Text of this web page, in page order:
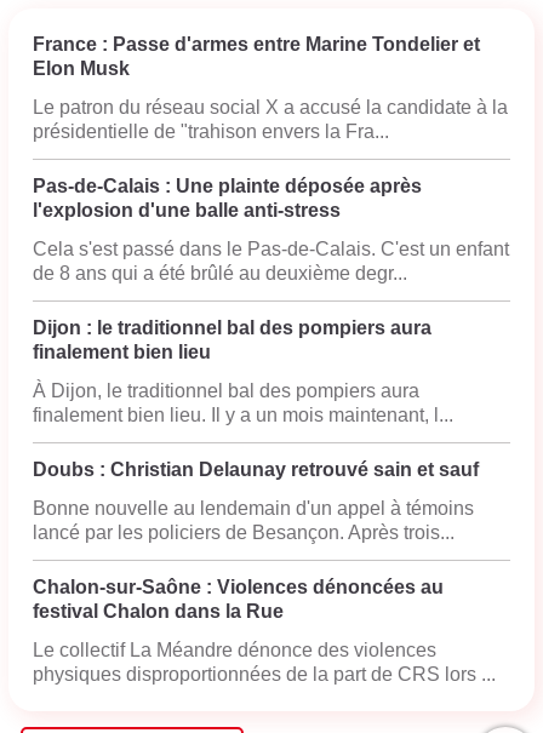
France : Passe d'armes entre Marine Tondelier et
Elon Musk
Le patron du réseau social X a accusé la candidate à la
présidentielle de "trahison envers la Fra...
Pas-de-Calais : Une plainte déposée après
l'explosion d'une balle anti-stress
Cela s'est passé dans le Pas-de-Calais. C'est un enfant
de 8 ans qui a été brûlé au deuxième degr...
Dijon : le traditionnel bal des pompiers aura
finalement bien lieu
À Dijon, le traditionnel bal des pompiers aura
finalement bien lieu. Il y a un mois maintenant, l...
Doubs : Christian Delaunay retrouvé sain et sauf
Bonne nouvelle au lendemain d'un appel à témoins
lancé par les policiers de Besançon. Après trois...
Chalon-sur-Saône : Violences dénoncées au
festival Chalon dans la Rue
Le collectif La Méandre dénonce des violences
physiques disproportionnées de la part de CRS lors ...